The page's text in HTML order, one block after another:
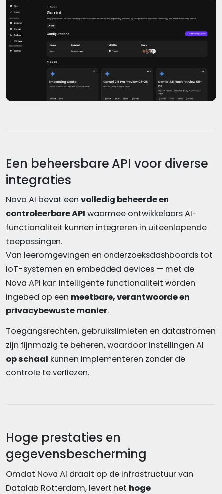
Een beheersbare API voor diverse
integraties
Nova AI bevat een volledig beheerde en
controleerbare API waarmee ontwikkelaars AI-
functionaliteit kunnen integreren in uiteenlopende
toepassingen.
Van leeromgevingen en onderzoeksdashboards tot
IoT-systemen en embedded devices — met de
Nova API kan intelligente functionaliteit worden
ingebed op een meetbare, verantwoorde en
privacybewuste manier.
Toegangsrechten, gebruikslimieten en datastromen
zijn fijnmazig te beheren, waardoor instellingen AI
op schaal kunnen implementeren zonder de
controle te verliezen.
Hoge prestaties en
gegevensbescherming
Omdat Nova AI draait op de infrastructuur van
Datalab Rotterdam, levert het hoge